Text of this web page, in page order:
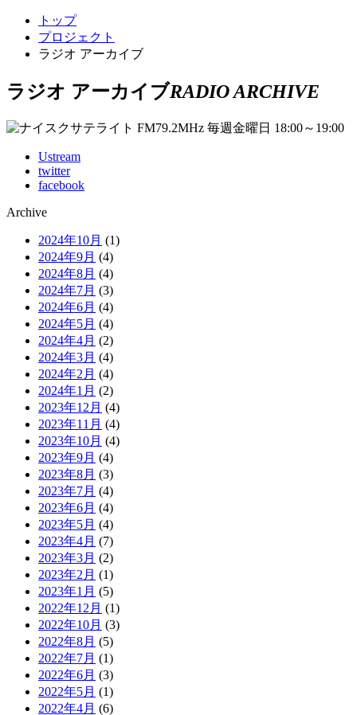
トップ
プロジェクト
ラジオ アーカイブ
ラジオ アーカイブRADIO ARCHIVE
Ustream
twitter
facebook
Archive
2024年10月 (1)
2024年9月 (4)
2024年8月 (4)
2024年7月 (3)
2024年6月 (4)
2024年5月 (4)
2024年4月 (2)
2024年3月 (4)
2024年2月 (4)
2024年1月 (2)
2023年12月 (4)
2023年11月 (4)
2023年10月 (4)
2023年9月 (4)
2023年8月 (3)
2023年7月 (4)
2023年6月 (4)
2023年5月 (4)
2023年4月 (7)
2023年3月 (2)
2023年2月 (1)
2023年1月 (5)
2022年12月 (1)
2022年10月 (3)
2022年8月 (5)
2022年7月 (1)
2022年6月 (3)
2022年5月 (1)
2022年4月 (6)